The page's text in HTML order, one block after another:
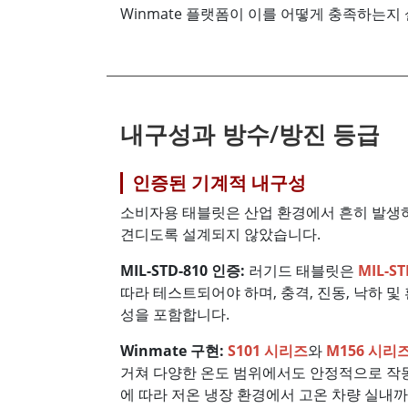
Winmate 플랫폼이 이를 어떻게 충족하는지
내구성과 방수/방진 등급
인증된 기계적 내구성
소비자용 태블릿은 산업 환경에서 흔히 발
견디도록 설계되지 않았습니다.
MIL-STD-810 인증: 러기드 태블릿은 MIL-
따라 테스트되어야 하며, 충격, 진동, 낙하
성을 포함합니다.
Winmate 구현: S101 시리즈와 M156 시리
거쳐 다양한 온도 범위에서도 안정적으로
에 따라 저온 냉장 환경에서 고온 차량 실내